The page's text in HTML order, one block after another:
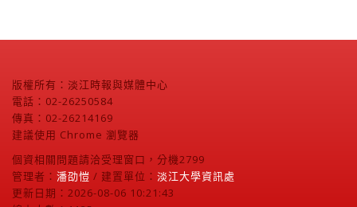
版權所有：淡江時報與媒體中心
電話：02-26250584
傳真：02-26214169
建議使用 Chrome 瀏覽器
個資相關問題請洽受理窗口，分機2799
管理者： 潘劭愷 / 建置單位： 淡江大學資訊處
更新日期：2026-08-06 10:21:43